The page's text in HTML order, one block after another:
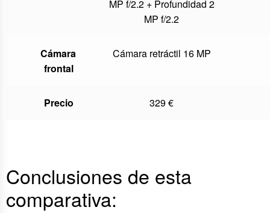
MP f/2.2 + Profundidad 2
MP f/2.2
Cámara
frontal
Cámara retráctil 16 MP
Precio 329 €
Conclusiones de esta
comparativa: